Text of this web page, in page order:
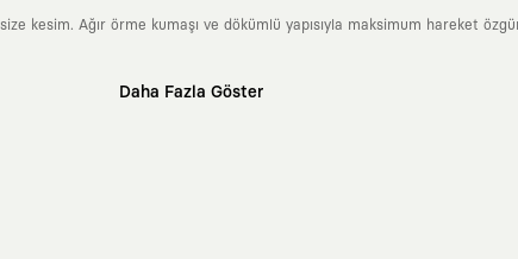
kesim. Ağır örme kumaşı ve dökümlü yapısıyla maksimum hareket
Daha Fazla Göster